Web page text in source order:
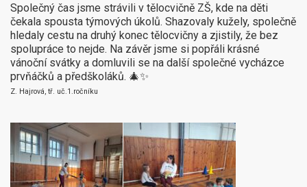
Společný čas jsme strávili v tělocvičně ZŠ, kde na děti
čekala spousta týmových úkolů. Shazovaly kužely, společně
hledaly cestu na druhý konec tělocvičny a zjistily, že bez
spolupráce to nejde. Na závěr jsme si popřáli krásné
vánoční svátky a domluvili se na další společné vycházce
prvňáčků a předškoláků. 🎄✨
Z. Hajrová, tř. uč.1.ročníku